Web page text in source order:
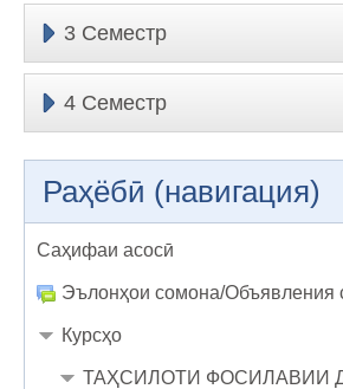
3 Семестр
4 Семестр
Раҳёбӣ (навигация)
Саҳифаи асосӣ
Эълонҳои сомона/Объявления
Курсҳо
ТАҲСИЛОТИ ФОСИЛАВИИ